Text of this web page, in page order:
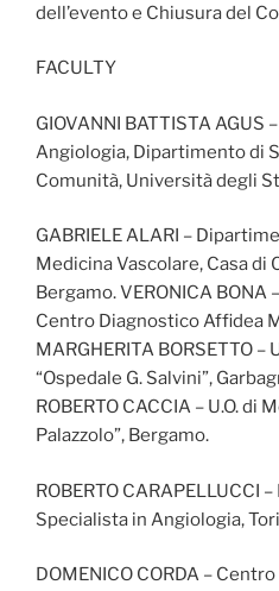
dell’evento e Chiusura del
FACULTY
GIOVANNI BATTISTA AGUS
Angiologia, Dipartimento di
Comunità, Università degli
GABRIELE ALARI –
Medicina Vascolare, Casa di
Bergamo. VERONICA BONA
Centro Diagnostico Affidea
MARGHERITA BORSETTO –
“Ospedale G. Salvini”,
ROBERTO CACCIA – U.O. di
Palazzolo”, Bergamo.
ROBERTO CARAPELLUCCI
Specialista in Angiologia,
DOMENICO CORDA –